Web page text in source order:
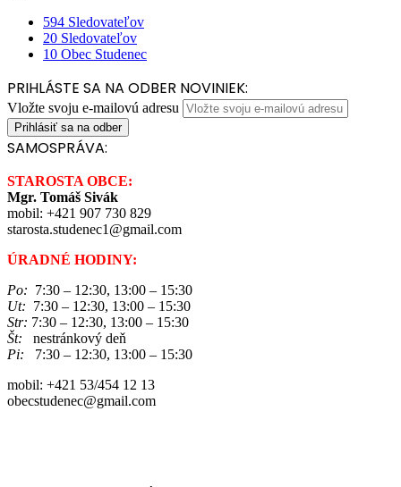
594 Sledovateľov
20 Sledovateľov
10 Obec Studenec
PRIHLÁSTE SA NA ODBER NOVINIEK:
Vložte svoju e-mailovú adresu
SAMOSPRÁVA:
STAROSTA OBCE:
Mgr. Tomáš Sivák
mobil: +421 907 730 829
starosta.studenec1@gmail.com
ÚRADNÉ HODINY:
Po: 7:30 – 12:30, 13:00 – 15:30
Ut: 7:30 – 12:30, 13:00 – 15:30
Str: 7:30 – 12:30, 13:00 – 15:30
Št: nestránkový deň
Pi: 7:30 – 12:30, 13:00 – 15:30
mobil: +421 53/454 12 13
obecstudenec@gmail.com